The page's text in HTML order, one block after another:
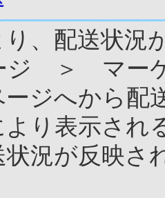
り、配送状況
ージ ＞ マ
ジへから配
より表示され
状況が反映さ